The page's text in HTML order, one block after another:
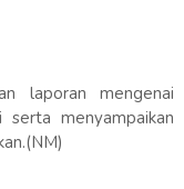
laporan mengenai
serta menyampaikan